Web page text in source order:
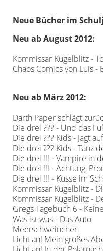
Neue Bücher im
Neu ab August 2012:
Kommissar Kugelblitz -
Chaos Comics von Luis
Neu ab März 2012:
Darth Paper schlägt
Die drei ??? - Und das
Die drei ??? Kids - Jagt
Die drei ??? Kids - Tanz
Die drei !!! - Vampire in
Die drei !!! - Achtung,
Die drei !!! - Küsse im
Kommissar Kugelblitz -
Kommissar Kugelblitz -
Gregs Tagebuch 6 -
Was ist was - Das Auto
Meerschweinchen
Licht an! Mein großes